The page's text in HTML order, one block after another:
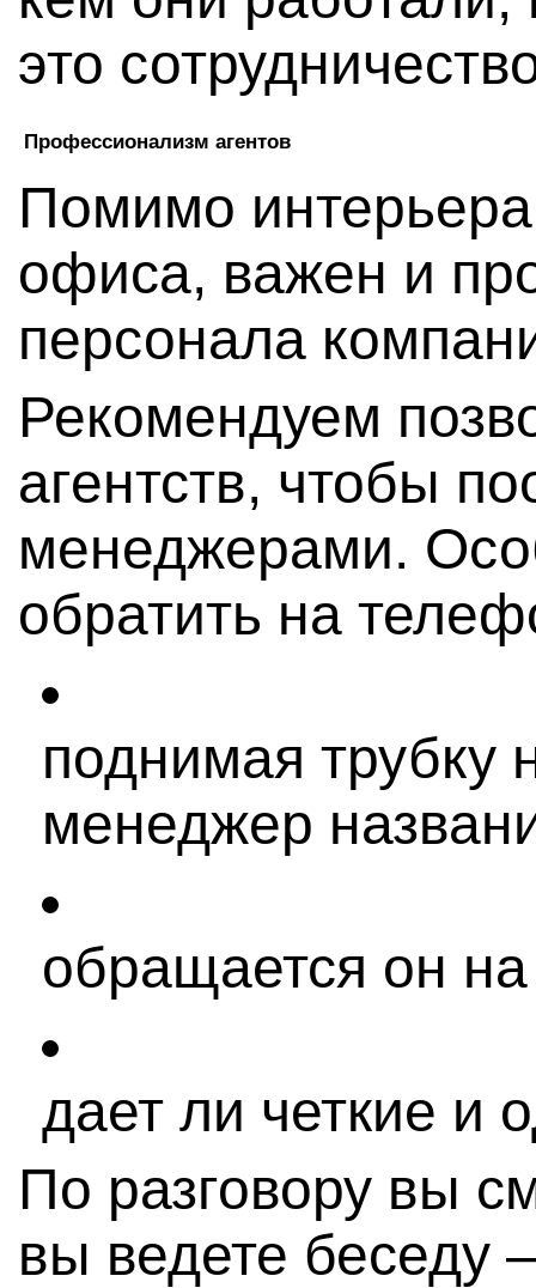
это
Профессионализм агентов
Помимо интерьера
офиса, важен и
персонала
Рекомендуем
агентств, чтобы
менеджерами.
обратить на
поднимая трубку
менеджер
обращается он
дает ли четкие и
По разговору вы
вы ведете беседу